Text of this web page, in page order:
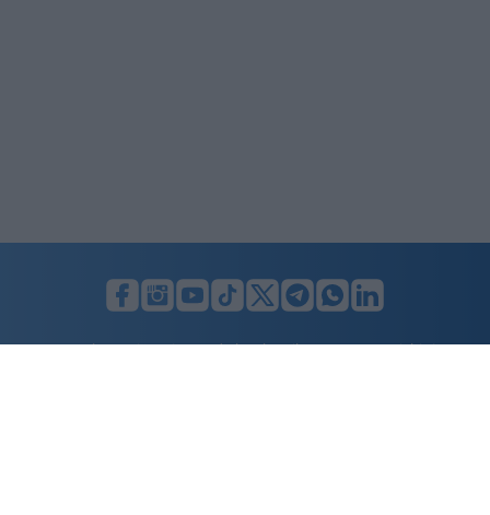
LUNIFIN S.r.l. a socio unico. Sede legale Milano, Largo F. Richini, 2/A,